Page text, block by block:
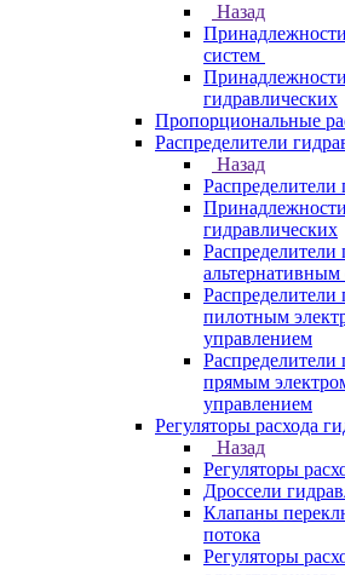
Назад
систем
гидравлических
Пропорциональные
Распределители
Назад
Распределители
гидравлических
Распределители
Распределители
пилотным
управлением
Распределители
прямым
управлением
Регуляторы расхода
Назад
Регуляторы
Дроссели
Клапаны
потока
Регуляторы